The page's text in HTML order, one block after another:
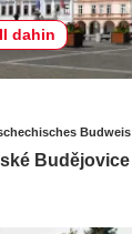
dahin
Budweis
Budějovice